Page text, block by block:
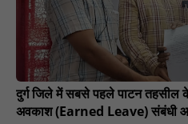
दुर्ग जिले में सबसे पहले पाटन तहसील
अवकाश (Earned Leave) संबंधी